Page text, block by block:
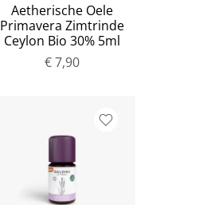
Aetherische Oele
Primavera Zimtrinde
Ceylon Bio 30% 5ml
€ 7,90